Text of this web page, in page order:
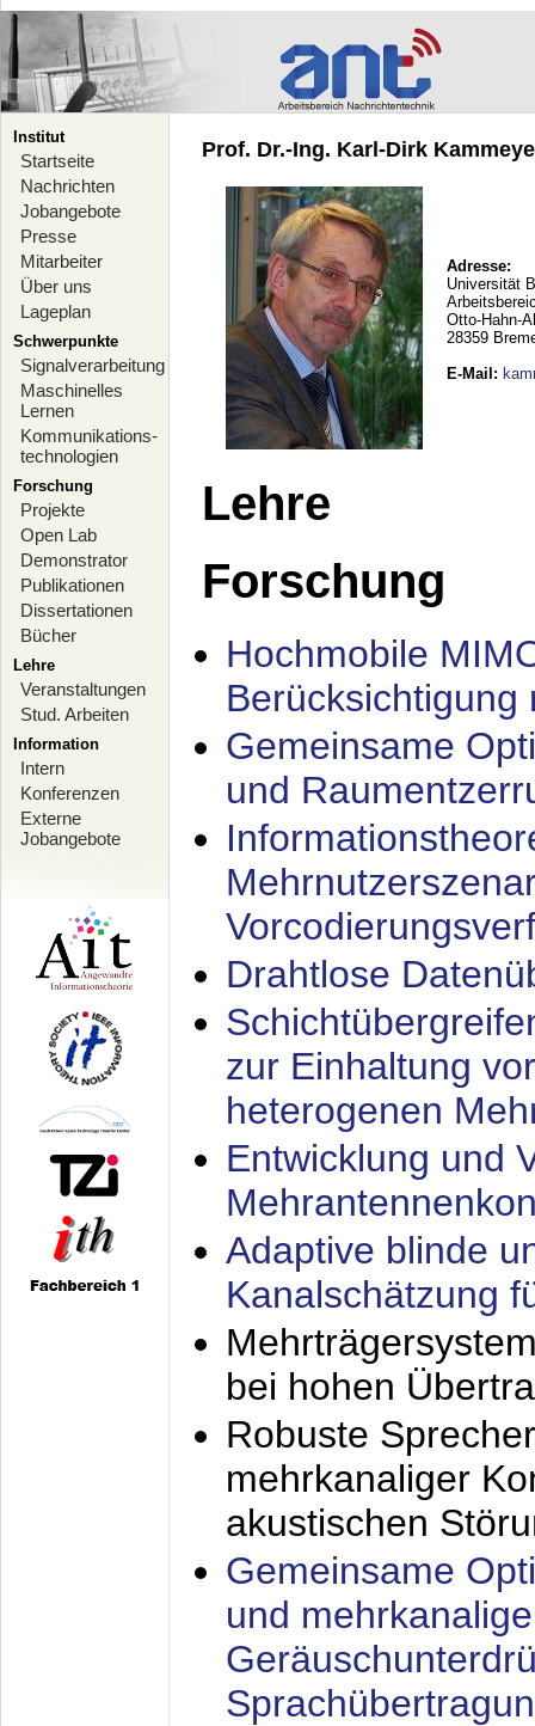
Institut
Startseite
Nachrichten
Jobangebote
Presse
Mitarbeiter
Über uns
Lageplan
Schwerpunkte
Signalverarbeitung
Maschinelles
Lernen
Kommunikations-
technologien
Forschung
Projekte
Open Lab
Demonstrator
Publikationen
Dissertationen
Bücher
Lehre
Veranstaltungen
Stud. Arbeiten
Information
Intern
Konferenzen
Externe
Jobangebote
Prof. Dr.-Ing. Karl-Dirk
Adresse:
Universität
Otto-Hahn-
28359
E-Mail :
Lehre
Forschung
Hochmobile
Berücksichtigung
Gemeinsame
und
Drahtlose
zur Einhaltung
heterogenen
Entwicklung und
Adaptive blinde
Kanalschätzung
bei hohen
Robuste
mehrkanaliger
akustischen
Gemeinsame
und